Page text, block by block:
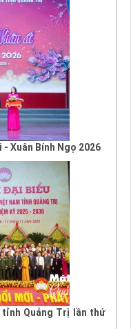
Xuân Bính Ngọ 2026
Quảng Trị lần thứ